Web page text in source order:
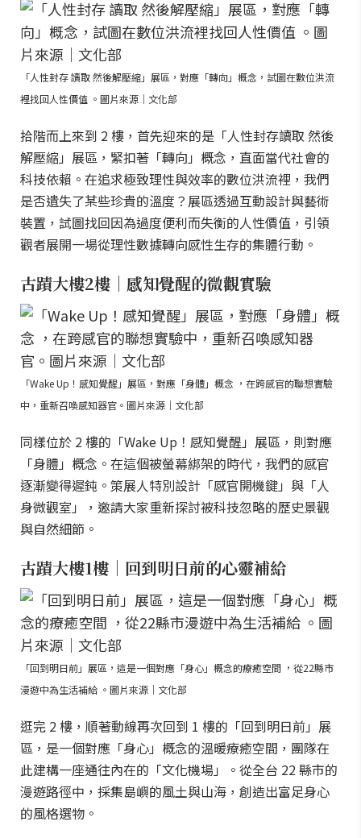
「人性封存 讀取 然後解壓縮」展區，對應「轉向」概念，試圖在數位洪流
裡找回人性價值 。圖片來源｜文化部
拾階而上來到 2 樓，首先迎來的是「人性封存讀取 然後
解壓縮」展區，緊扣著「轉向」概念，直面當代社會的
科技依賴。在追求極致理性與效率的數位洪流裡，我們
是否遺失了某些珍貴的溫度？展區透過互動設計與藝術
裝置，試圖找回因為過度便利而失衡的人性價值，引領
觀者展開一場從理性數據轉向感性生存的集體行動。
古蹟大樓2樓｜感知覺醒的微觀實驗
「Wake Up！感知覺醒」展區，對應「身體」概念 ，在跨感官的聯想實驗
中，重新召喚感知器官。圖片來源｜文化部
同樣位於 2 樓的「Wake Up！感知覺醒」展區，則對應
「身體」概念。在這個被螢幕綁架的時代，我們的感官
逐漸變得遲鈍。策展人特別設計「感官開機鍵」與「人
身微觀室」，邀請大家重新探討被科技忽略的歷史景觀
與自然細節。
古蹟大樓1樓｜回到明日前的心靈補給
「回到明日前」展區，這是一個對應「身心」概念的療癒空間 ，從22縣市
漫遊中為生活補給 。圖片來源｜文化部
逛完 2 樓，順著動線再次回到 1 樓的「回到明日前」展
區，是一個對應「身心」概念的溫暖療癒空間，團隊在
此建構一座通往內在的「文化機場」。從全台 22 縣市的
漫遊路徑中，採集島嶼的風土與山海，創造出富足身心
的風格選物。